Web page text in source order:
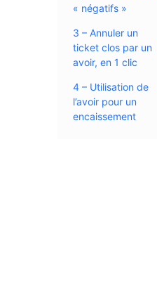
« négatifs »
3 – Annuler un
ticket clos par un
avoir, en 1 clic
4 – Utilisation de
l’avoir pour un
encaissement